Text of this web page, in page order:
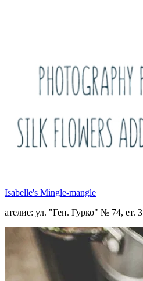
Isabelle's Mingle-mangle
ателие: ул. "Ген. Гурко" № 74, ет. 3